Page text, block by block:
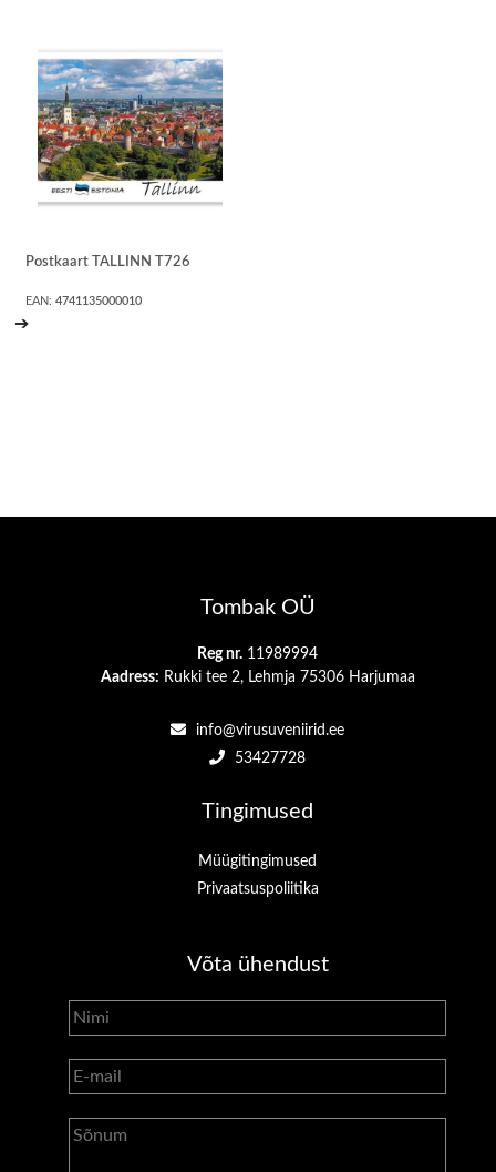
Postkaart TALLINN T726
EAN:4741135000010
➔
Tombak OÜ
Reg nr. 11989994
Aadress: Rukki tee 2, Lehmja 75306 Harjumaa
info@virusuveniirid.ee
53427728
Tingimused
Müügitingimused
Privaatsuspoliitika
Võta ühendust